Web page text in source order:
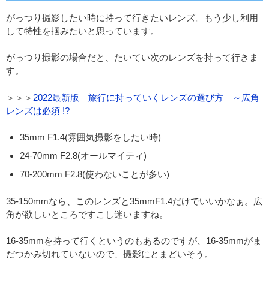
がっつり撮影したい時に持って行きたいレンズ。もう少し利用
して特性を掴みたいと思っています。
がっつり撮影の場合だと、たいてい次のレンズを持って行きま
す。
＞＞＞ 2022最新版 旅行に持っていくレンズの選び方 ～広角
レンズは必須 !?
35mm F1.4(雰囲気撮影をしたい時)
24-70mm F2.8(オールマイティ)
70-200mm F2.8(使わないことが多い)
35-150mmなら、このレンズと35mmF1.4だけでいいかなぁ。広
角が欲しいところですこし迷いますね。
16-35mmを持って行くというのもあるのですが、16-35mmがま
だつかみ切れていないので、撮影にとまどいそう。